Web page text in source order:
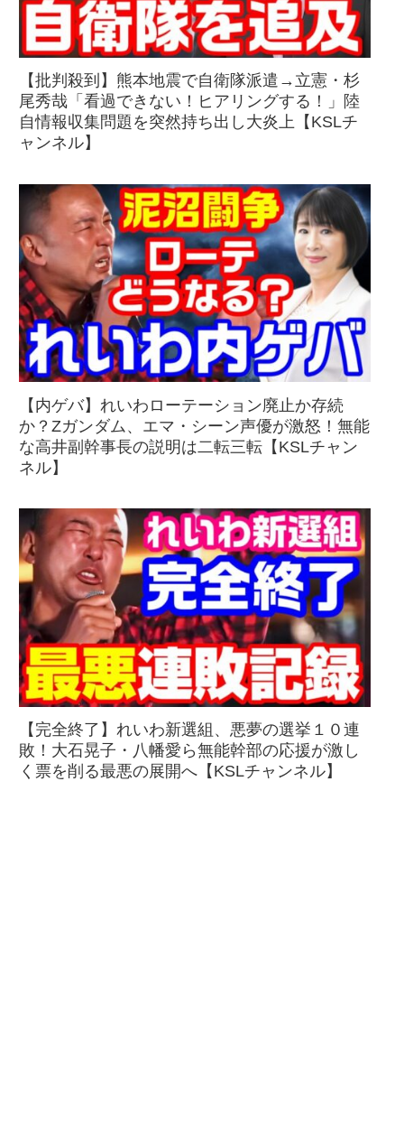
【批判殺到】熊本地震で自衛隊派遣→立憲・杉
尾秀哉「看過できない！ヒアリングする！」陸
自情報収集問題を突然持ち出し大炎上【KSLチ
ャンネル】
【内ゲバ】れいわローテーション廃止か存続
か？Zガンダム、エマ・シーン声優が激怒！無能
な高井副幹事長の説明は二転三転【KSLチャン
ネル】
【完全終了】れいわ新選組、悪夢の選挙１０連
敗！大石晃子・八幡愛ら無能幹部の応援が激し
く票を削る最悪の展開へ【KSLチャンネル】